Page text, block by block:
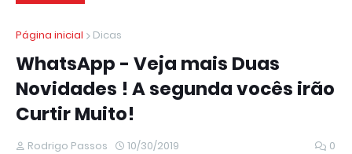
outros
Página inicial
Dicas
WhatsApp - Veja mais Duas
Novidades ! A segunda vocês irão
Curtir Muito!
Rodrigo Passos 10/30/2019 0